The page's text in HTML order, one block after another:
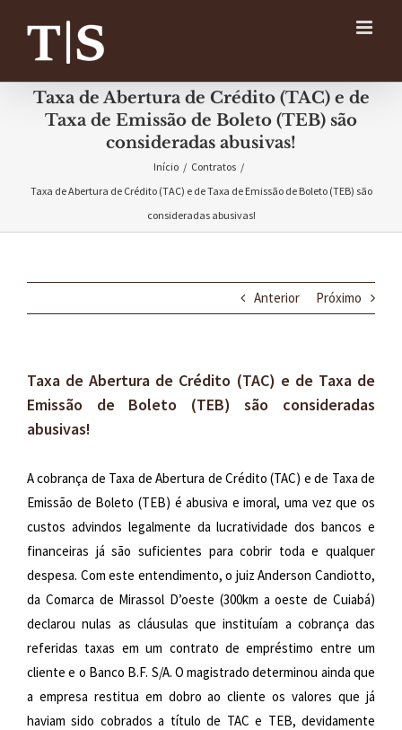
conteúdo
Taxa de Abertura de Crédito (TAC) e de
Taxa de Emissão de Boleto (TEB) são
consideradas abusivas!
Início / Contratos /
Taxa de Abertura de Crédito (TAC) e de Taxa de Emissão de Boleto (TEB) são
consideradas abusivas!
Anterior Próximo
Taxa de Abertura de Crédito (TAC) e de Taxa de
Emissão de Boleto (TEB) são consideradas
abusivas!
A cobrança de Taxa de Abertura de Crédito (TAC) e de Taxa de
Emissão de Boleto (TEB) é abusiva e imoral, uma vez que os
custos advindos legalmente da lucratividade dos bancos e
financeiras já são suficientes para cobrir toda e qualquer
despesa. Com este entendimento, o juiz Anderson Candiotto,
da Comarca de Mirassol D’oeste (300km a oeste de Cuiabá)
declarou nulas as cláusulas que instituíam a cobrança das
referidas taxas em um contrato de empréstimo entre um
cliente e o Banco B.F. S/A. O magistrado determinou ainda que
a empresa restitua em dobro ao cliente os valores que já
haviam sido cobrados a título de TAC e TEB, devidamente